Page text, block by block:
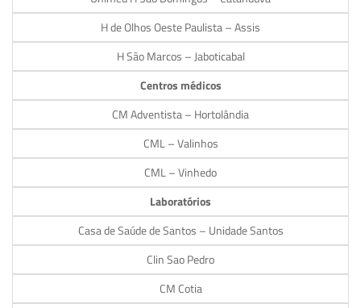
H de Olhos Oeste Paulista – Assis
H São Marcos – Jaboticabal
Centros médicos
CM Adventista – Hortolândia
CML – Valinhos
CML – Vinhedo
Laboratórios
Casa de Saúde de Santos – Unidade Santos
Clin Sao Pedro
CM Cotia